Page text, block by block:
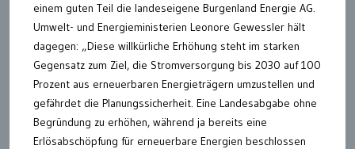
einem guten Teil die landeseigene Burgenland Energie AG.
Umwelt- und Energieministerien Leonore Gewessler hält
dagegen: „Diese willkürliche Erhöhung steht im starken
Gegensatz zum Ziel, die Stromversorgung bis 2030 auf 100
Prozent aus erneuerbaren Energieträgern umzustellen und
gefährdet die Planungssicherheit. Eine Landesabgabe ohne
Begründung zu erhöhen, während ja bereits eine
Erlösabschöpfung für erneuerbare Energien beschlossen